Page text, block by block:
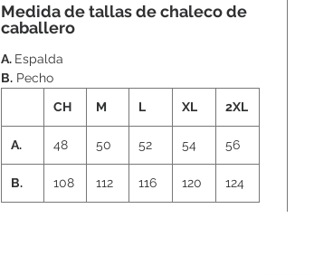
Medida de tallas de chaleco de
caballero
A. Espalda
B. Pecho
CH
M L XL 2XL
A. 48 50 52 54 56
B. 108 112 116 120 124